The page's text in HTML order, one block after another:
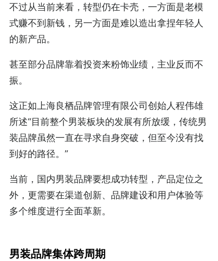
不过从当前来看，转型仍在卡壳，一方面是老模
式赚不到新钱，另一方面是难以造出拿捏年轻人
的新产品。
甚至部分品牌靠着投资来粉饰业绩，主业反而不
振。
这正如上海良栖品牌管理有限公司创始人程伟雄
所述“目前整个男装板块的发展有所放缓，传统男
装品牌虽然一直在寻求自身突破，但至今没有找
到好的路径。”
当前，国内男装品牌要想成功转型，产品定位之
外，更需要在渠道创新、品牌建设和用户体验等
多个维度进行全面革新。
男装品牌集体跨周期